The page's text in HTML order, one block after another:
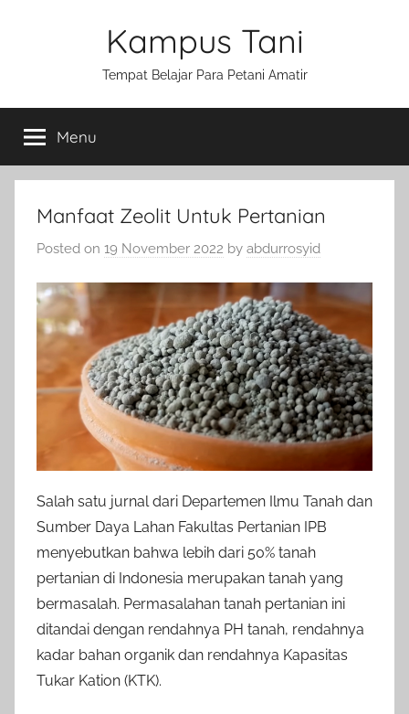
Kampus Tani
Tempat Belajar Para Petani Amatir
Menu
Manfaat Zeolit Untuk Pertanian
Posted on 19 November 2022 by abdurrosyid
Salah satu jurnal dari Departemen Ilmu Tanah dan
Sumber Daya Lahan Fakultas Pertanian IPB
menyebutkan bahwa lebih dari 50% tanah
pertanian di Indonesia merupakan tanah yang
bermasalah. Permasalahan tanah pertanian ini
ditandai dengan rendahnya PH tanah, rendahnya
kadar bahan organik dan rendahnya Kapasitas
Tukar Kation (KTK).